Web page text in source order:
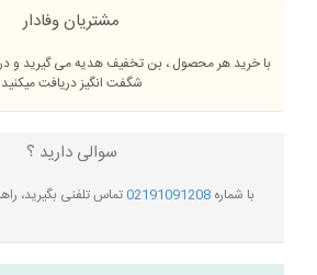
مشتریان وفادار
با خرید هر محصول ، بن تخفیف هدیه می گیرید و
شگفت انگیز دریافت میکنید
سوالی دارید ؟
با شماره02191091208تماس تلفنی بگیرید،